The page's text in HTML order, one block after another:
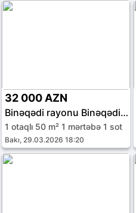
32 000 AZN
Binəqədi rayonu Binəqədi qəs.
1 otaqlı 50 m² 1 mərtəbə 1 sot
Bakı, 29.03.2026 18:20